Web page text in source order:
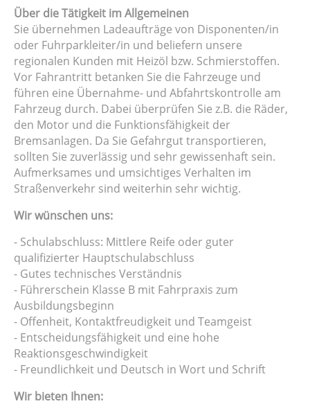
Über die Tätigkeit im Allgemeinen
Sie übernehmen Ladeaufträge von Disponenten/in
oder Fuhrparkleiter/in und beliefern unsere
regionalen Kunden mit Heizöl bzw. Schmierstoffen.
Vor Fahrantritt betanken Sie die Fahrzeuge und
führen eine Übernahme- und Abfahrtskontrolle am
Fahrzeug durch. Dabei überprüfen Sie z.B. die Räder,
den Motor und die Funktionsfähigkeit der
Bremsanlagen. Da Sie Gefahrgut transportieren,
sollten Sie zuverlässig und sehr gewissenhaft sein.
Aufmerksames und umsichtiges Verhalten im
Straßenverkehr sind weiterhin sehr wichtig.
Wir wünschen uns:
- Schulabschluss: Mittlere Reife oder guter
qualifizierter Hauptschulabschluss
- Gutes technisches Verständnis
- Führerschein Klasse B mit Fahrpraxis zum
Ausbildungsbeginn
- Offenheit, Kontaktfreudigkeit und Teamgeist
- Entscheidungsfähigkeit und eine hohe
Reaktionsgeschwindigkeit
- Freundlichkeit und Deutsch in Wort und Schrift
Wir bieten Ihnen: